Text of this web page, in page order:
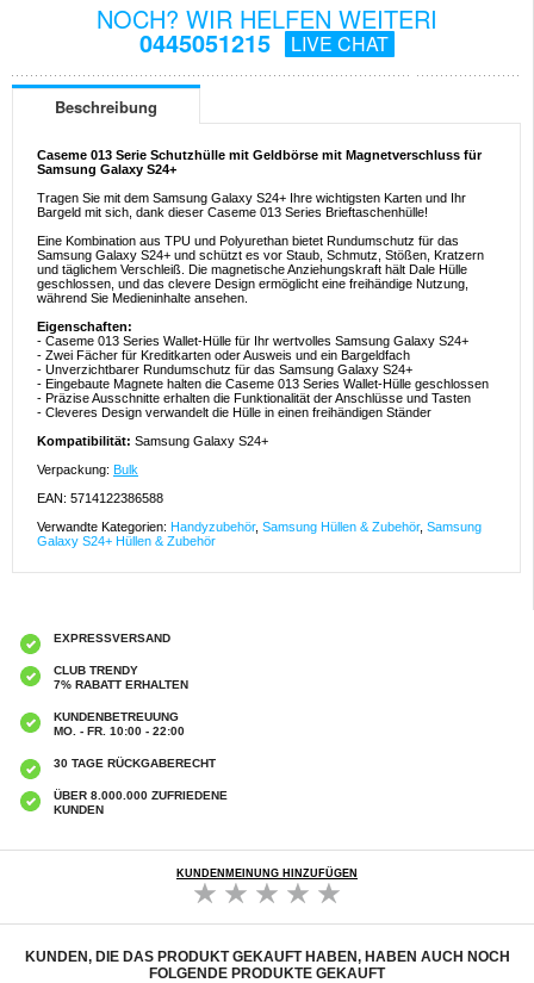
NOCH? WIR HELFEN WEITERI
0445051215 LIVE CHAT
Beschreibung
Caseme 013 Serie Schutzhülle mit Geldbörse mit Magnetverschluss für
Samsung Galaxy S24+
Tragen Sie mit dem Samsung Galaxy S24+ Ihre wichtigsten Karten und Ihr
Bargeld mit sich, dank dieser Caseme 013 Series Brieftaschenhülle!
Eine Kombination aus TPU und Polyurethan bietet Rundumschutz für das
Samsung Galaxy S24+ und schützt es vor Staub, Schmutz, Stößen, Kratzern
und täglichem Verschleiß. Die magnetische Anziehungskraft hält Dale Hülle
geschlossen, und das clevere Design ermöglicht eine freihändige Nutzung,
während Sie Medieninhalte ansehen.
Eigenschaften:
- Caseme 013 Series Wallet-Hülle für Ihr wertvolles Samsung Galaxy S24+
- Zwei Fächer für Kreditkarten oder Ausweis und ein Bargeldfach
- Unverzichtbarer Rundumschutz für das Samsung Galaxy S24+
- Eingebaute Magnete halten die Caseme 013 Series Wallet-Hülle geschlossen
- Präzise Ausschnitte erhalten die Funktionalität der Anschlüsse und Tasten
- Cleveres Design verwandelt die Hülle in einen freihändigen Ständer
Kompatibilität: Samsung Galaxy S24+
Verpackung: Bulk
EAN: 5714122386588
Verwandte Kategorien: Handyzubehör, Samsung Hüllen & Zubehör, Samsung
Galaxy S24+ Hüllen & Zubehör
EXPRESSVERSAND
CLUB TRENDY
7% RABATT ERHALTEN
KUNDENBETREUUNG
MO. - FR. 10:00 - 22:00
30 TAGE RÜCKGABERECHT
ÜBER 8.000.000 ZUFRIEDENE
KUNDEN
KUNDENMEINUNG HINZUFÜGEN
KUNDEN, DIE DAS PRODUKT GEKAUFT HABEN, HABEN AUCH NOCH
FOLGENDE PRODUKTE GEKAUFT